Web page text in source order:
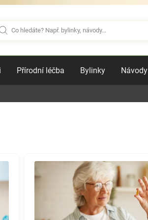
Přírodní léčba Bylinky Návody